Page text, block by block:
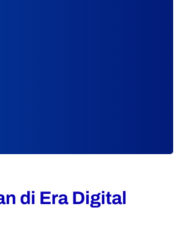
di Era Digital